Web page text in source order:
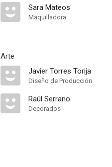
Sara Mateos
Maquilladora
Arte
Javier Torres Torija
Diseño de Producción
Raúl Serrano
Decorados